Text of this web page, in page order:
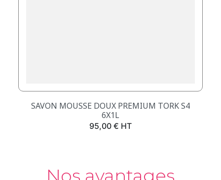
SAVON MOUSSE DOUX PREMIUM TORK S4
6X1L
Prix
95,00 € HT
Nos avantages